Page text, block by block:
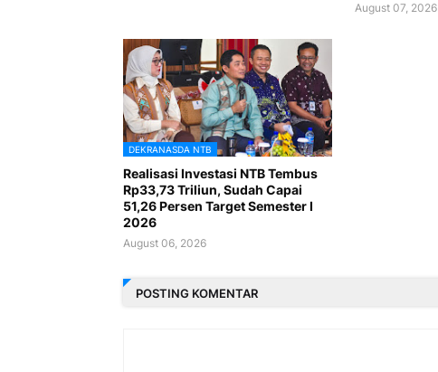
August 07, 2026
DEKRANASDA NTB
Realisasi Investasi NTB Tembus
Rp33,73 Triliun, Sudah Capai
51,26 Persen Target Semester I
2026
August 06, 2026
POSTING KOMENTAR